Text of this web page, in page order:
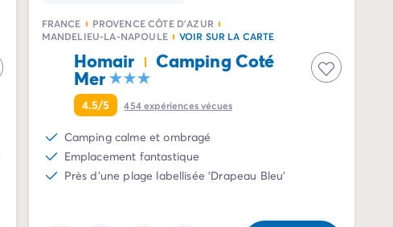
FRANCE
PROVENCE CÔTE D'AZUR
MANDELIEU-LA-NAPOULE
VOIR SUR LA CARTE
Homair Camping Coté
Mer
4.5/5 454expériences vécues
Camping calme et ombragé
Emplacement fantastique
Près d'une plage labellisée 'Drapeau Bleu'